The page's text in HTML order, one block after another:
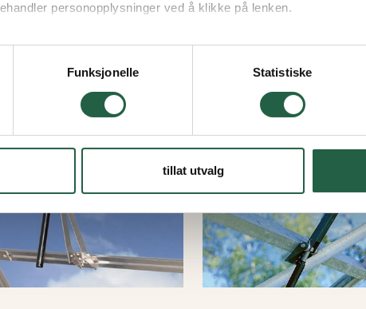
personopplysninger ved å klikke på lenken.
behandler personopplysninger
Funksjonelle Statistiske
tillat utvalg